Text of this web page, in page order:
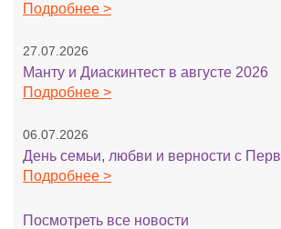
Подробнее >
27.07.2026
Манту и Диаскинтест в августе 2026
Подробнее >
06.07.2026
День семьи, любви и верности с
Подробнее >
Посмотреть все новости